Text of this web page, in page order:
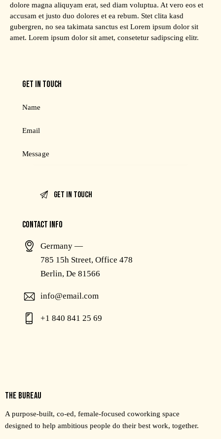
dolore magna aliquyam erat, sed diam voluptua. At vero eos et
accusam et justo duo dolores et ea rebum. Stet clita kasd
gubergren, no sea takimata sanctus est Lorem ipsum dolor sit
amet. Lorem ipsum dolor sit amet, consetetur sadipscing elitr.
GET IN TOUCH
CONTACT INFO
Germany —
785 15h Street, Office 478
Berlin, De 81566
info@email.com
+1 840 841 25 69
THE BUREAU
A purpose-built, co-ed, female-focused coworking space
designed to help ambitious people do their best work, together.